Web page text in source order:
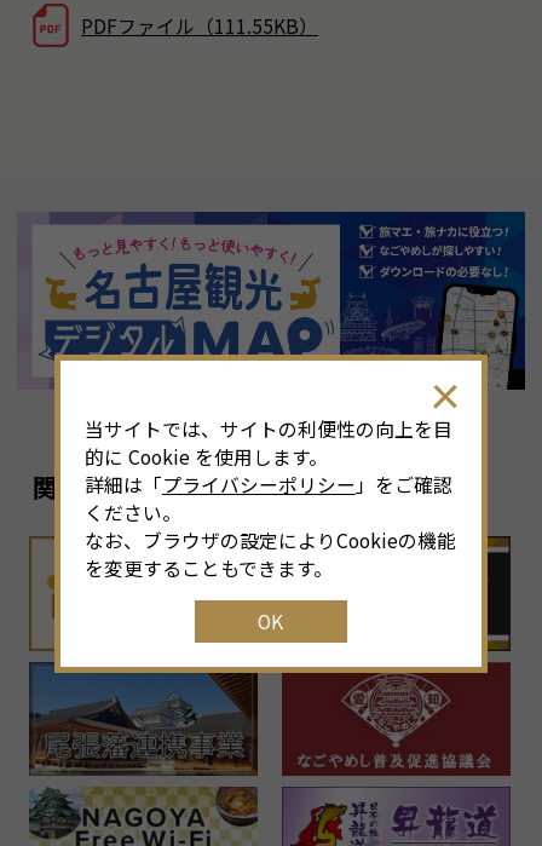
PDFファイル（111.55KB）
関連リンク
当サイトでは、サイトの利便性の向上を目
的に Cookie を使用します。
詳細は「プライバシーポリシー 」をご確認
ください。
なお、ブラウザの設定によりCookieの機能
を変更することもできます。
OK